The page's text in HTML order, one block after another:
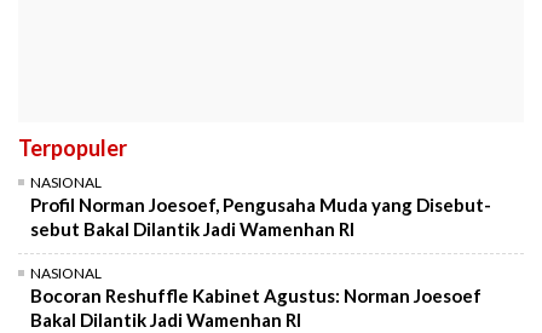
Terpopuler
NASIONAL
Profil Norman Joesoef, Pengusaha Muda yang Disebut-
sebut Bakal Dilantik Jadi Wamenhan RI
NASIONAL
Bocoran Reshuffle Kabinet Agustus: Norman Joesoef
Bakal Dilantik Jadi Wamenhan RI